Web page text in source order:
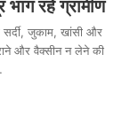
रहे ग्रामीण
सर्दी, जुकाम, खांसी और
और वैक्सीन न लेने की